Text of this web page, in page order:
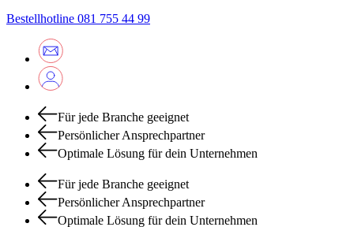
Bestellhotline 081 755 44 99
Für jede Branche geeignet
Persönlicher Ansprechpartner
Optimale Lösung für dein Unternehmen
Für jede Branche geeignet
Persönlicher Ansprechpartner
Optimale Lösung für dein Unternehmen